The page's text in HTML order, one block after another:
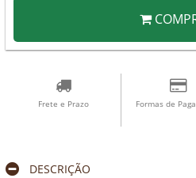
Frete e Prazo Formas de
DESCRIÇÃO